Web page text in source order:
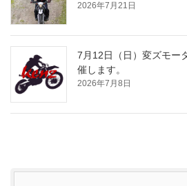
2026年7月21日
7月12日（日）変ズモー
催します。
2026年7月8日